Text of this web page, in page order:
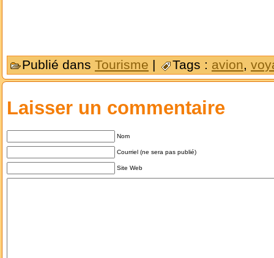
Publié dans Tourisme | Tags : avion,
Laisser un commentaire
Nom
Courriel (ne sera pas publié)
Site Web